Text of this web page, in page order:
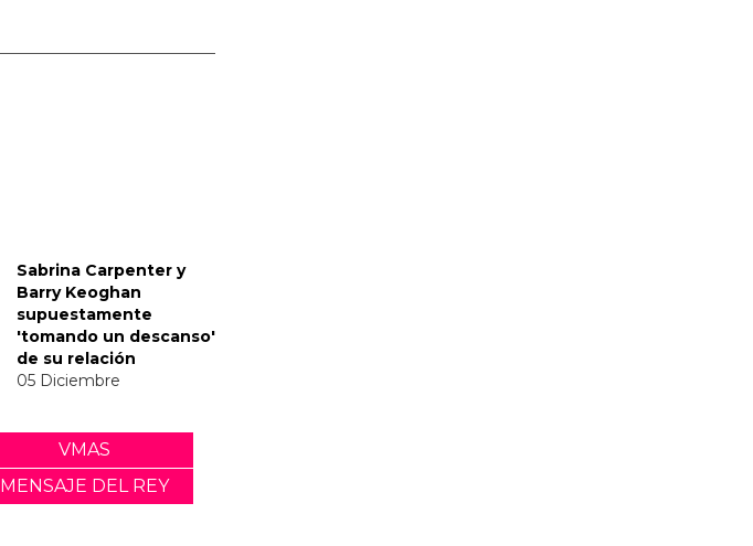
Sabrina Carpenter y
Barry Keoghan
supuestamente
'tomando un descanso'
de su relación
05 Diciembre
VMAS
MENSAJE DEL REY